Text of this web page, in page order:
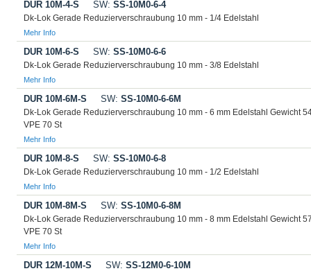
DUR 10M-4-S SW: SS-10M0-6-4
Dk-Lok Gerade Reduzierverschraubung 10 mm - 1/4 Edelstahl
Mehr Info
DUR 10M-6-S SW: SS-10M0-6-6
Dk-Lok Gerade Reduzierverschraubung 10 mm - 3/8 Edelstahl
Mehr Info
DUR 10M-6M-S SW: SS-10M0-6-6M
Dk-Lok Gerade Reduzierverschraubung 10 mm - 6 mm Edelstahl Gewicht
VPE 70 St
Mehr Info
DUR 10M-8-S SW: SS-10M0-6-8
Dk-Lok Gerade Reduzierverschraubung 10 mm - 1/2 Edelstahl
Mehr Info
DUR 10M-8M-S SW: SS-10M0-6-8M
Dk-Lok Gerade Reduzierverschraubung 10 mm - 8 mm Edelstahl Gewicht
VPE 70 St
Mehr Info
DUR 12M-10M-S SW: SS-12M0-6-10M